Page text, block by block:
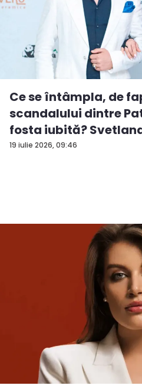
19 iulie 2026, 09:46
Ce se întâmpla, de
scandalului dintre
fosta iubită?